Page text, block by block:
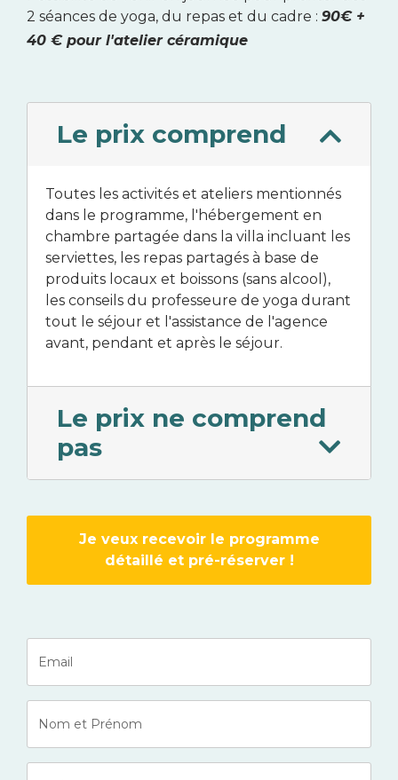
2 séances de yoga, du repas et du cadre : 90€ +
40 € pour l'atelier céramique
Le prix comprend
Toutes les activités et ateliers mentionnés
dans le programme, l'hébergement en
chambre partagée dans la villa incluant les
serviettes, les repas partagés à base de
produits locaux et boissons (sans alcool),
les conseils du professeure de yoga durant
tout le séjour et l'assistance de l'agence
avant, pendant et après le séjour.
Le prix ne comprend
pas
Je veux recevoir le programme
détaillé et pré-réserver !